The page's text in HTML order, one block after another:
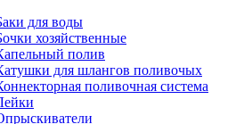
для воды
хозяйственные
полив
для шлангов поливочых
поливочная система